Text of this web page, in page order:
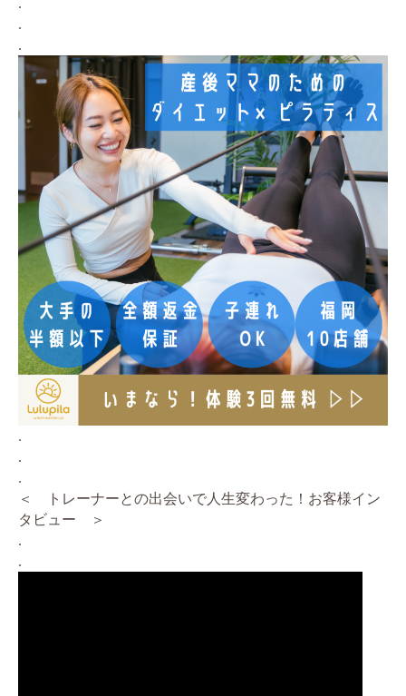
.
.
.
.
.
.
＜ トレーナーとの出会いで人生変わった！お客様イン
タビュー ＞
.
.